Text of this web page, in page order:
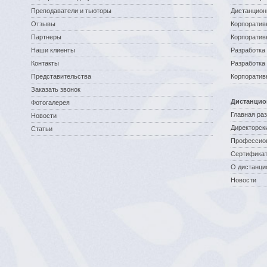
Преподаватели и тьюторы
Отзывы
Партнеры
Наши клиенты
Контакты
Представительства
Заказать звонок
Фотогалерея
Новости
Статьи
Разработка
Главная
О
Новости